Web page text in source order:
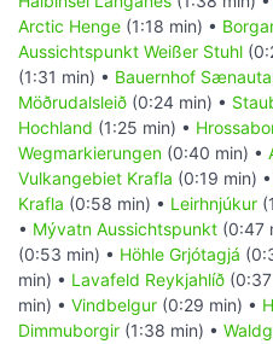
Arctic Henge (1:18 min) •
Aussichtspunkt Weißer Stuhl
(1:31 min) • Bauernhof
Möðrudalsleið (0:24 min) •
Hochland (1:25 min) •
Wegmarkierungen (0:40 min) •
Vulkangebiet Krafla (0:19 min) •
Krafla (0:58 min) • Leirhnjúkur
• Mývatn Aussichtspunkt (0:47
(0:53 min) • Höhle Grjótagjá
min) • Lavafeld Reykjahlíð
min) • Vindbelgur (0:29 min) •
Dimmuborgir (1:38 min) •